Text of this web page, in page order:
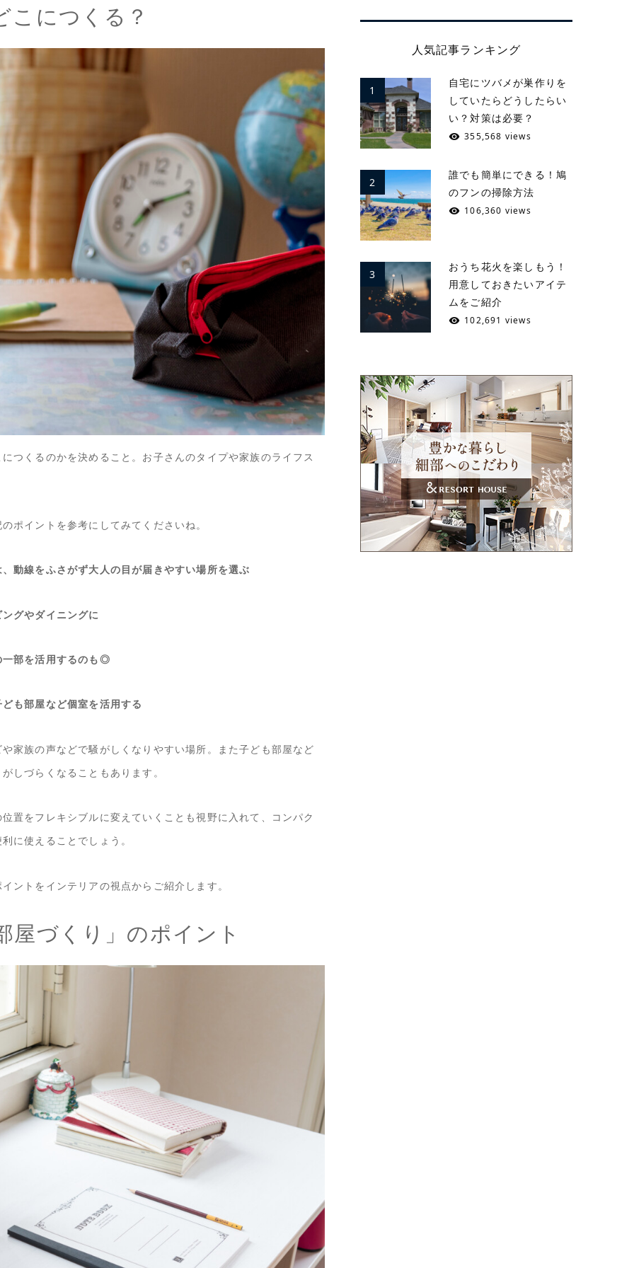
こにつくる？
つくるのかを決めること。お子さんのタイプや家族のライフス
ポイントを参考にしてみてくださいね。
動線をふさがず大人の目が届きやすい場所を選ぶ
グやダイニングに
一部を活用するのも◎
も部屋など個室を活用する
家族の声などで騒がしくなりやすい場所。また子ども部屋など
しづらくなることもあります。
置をフレキシブルに変えていくことも視野に入れて、コンパク
に使えることでしょう。
ントをインテリアの視点からご紹介します。
屋づくり」のポイント
人気記事ランキング
1
自宅にツバメが巣作りを
していたらどうしたらい
い？対策は必要？
355,568 views
2
誰でも簡単にできる！鳩
のフンの掃除方法
106,360 views
3
おうち花火を楽しもう！
用意しておきたいアイテ
ムをご紹介
102,691 views